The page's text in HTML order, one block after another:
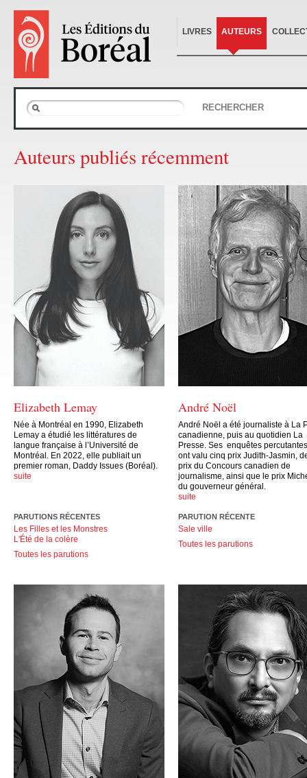
LIVRES AUTEURS
RECHERCHER
Auteurs publiés récemment
Elizabeth Lemay
Née à Montréal en 1990, Elizabeth
Lemay a étudié les littératures de
langue française à l’Université de
Montréal. En 2022, elle publiait un
premier roman, Daddy Issues (Boréal).
suite
PARUTIONS RÉCENTES
Les Filles et les Monstres
L'Été de la colère
Toutes les parutions
André Noël
André Noël a été journaliste à La
canadienne, puis au quotidien La
Presse. Ses enquêtes
ont valu cinq prix Judith-Jasmin,
prix du Concours canadien de
journalisme, ainsi que le prix
du gouverneur général.
suite
PARUTION RÉCENTE
Sale ville
Toutes les parutions